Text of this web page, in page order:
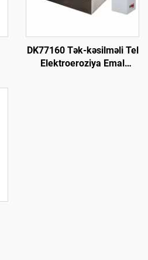
DK77160 Tək-kəsilməli Tel
Elektroeroziya Emal